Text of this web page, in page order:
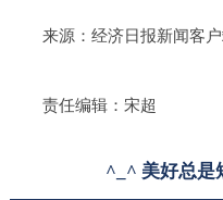
来源：经济日报新闻客户
责任编辑：宋超
^_^ 美好总是